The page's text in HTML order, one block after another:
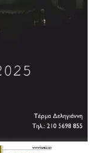
Κάρολο
του
κρατών.